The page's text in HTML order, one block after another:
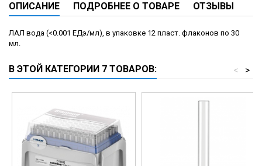
ОПИСАНИЕ ПОДРОБНЕЕ О ТОВАРЕ ОТЗЫВЫ
ЛАЛ вода (<0.001 ЕДэ/мл), в упаковке 12 пласт. флаконов по 30
мл.
В ЭТОЙ КАТЕГОРИИ 7 ТОВАРОВ: >
<